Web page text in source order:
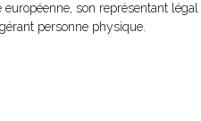
son représentant légal
personne physique.